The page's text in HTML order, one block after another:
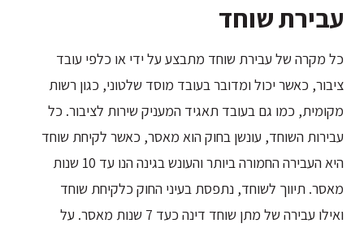
עבירת שוחד
כל מקרה של עבירת שוחד מתבצע על ידי או כלפי עובד
ציבור, כאשר יכול ומדובר בעובד מוסד שלטוני, כגון רשות
מקומית, כמו גם בעובד תאגיד המעניק שירות לציבור. כל
עבירות השוחד, עונשן בחוק הוא מאסר, כאשר לקיחת שוחד
היא העבירה החמורה ביותר והעונש בגינה הנו עד 10 שנות
מאסר. תיווך לשוחד, נתפסת בעיני החוק כלקיחת שוחד
ואילו עבירה של מתן שוחד דינה כעד 7 שנות מאסר. על